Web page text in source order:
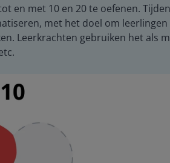
en met 10 en 20 te oefenen.
met het doel om leerlingen
Leerkrachten gebruiken het als